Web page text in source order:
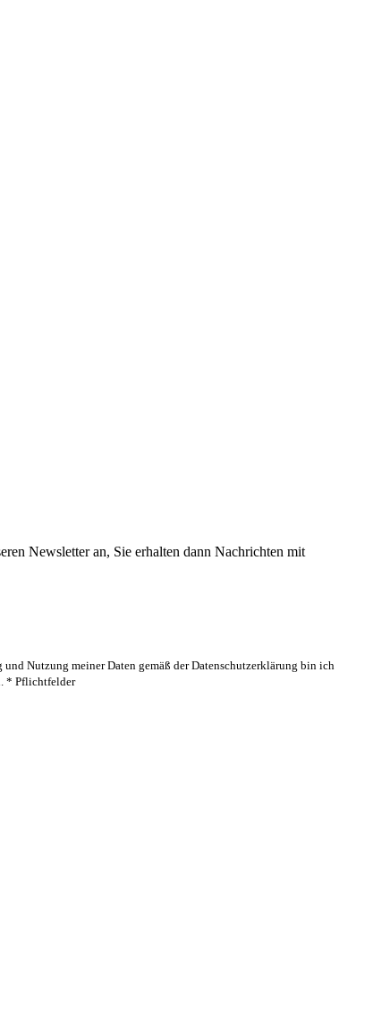
Newsletter an, Sie erhalten dann Nachrichten mit
Nutzung meiner Daten gemäß der Datenschutzerklärung bin ich
* Pflichtfelder